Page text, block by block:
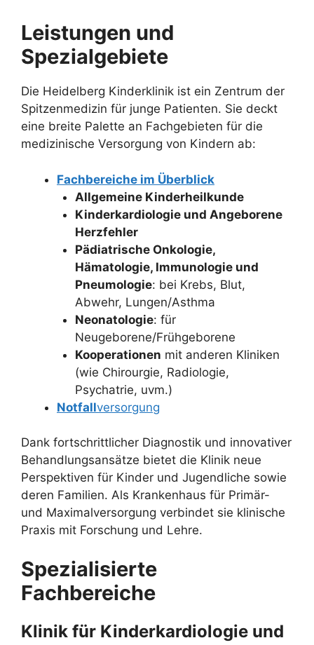
Leistungen und
Spezialgebiete
Die Heidelberg Kinderklinik ist ein Zentrum der
Spitzenmedizin für junge Patienten. Sie deckt
eine breite Palette an Fachgebieten für die
medizinische Versorgung von Kindern ab:
Fachbereiche im Überblick
Allgemeine Kinderheilkunde
Kinderkardiologie und Angeborene
Herzfehler
Pädiatrische Onkologie,
Hämatologie, Immunologie und
Pneumologie: bei Krebs, Blut,
Abwehr, Lungen/Asthma
Neonatologie: für
Neugeborene/Frühgeborene
Kooperationen mit anderen Kliniken
(wie Chirourgie, Radiologie,
Psychatrie, uvm.)
Notfallversorgung
Dank fortschrittlicher Diagnostik und innovativer
Behandlungsansätze bietet die Klinik neue
Perspektiven für Kinder und Jugendliche sowie
deren Familien. Als Krankenhaus für Primär-
und Maximalversorgung verbindet sie klinische
Praxis mit Forschung und Lehre.
Spezialisierte
Fachbereiche
Klinik für Kinderkardiologie und